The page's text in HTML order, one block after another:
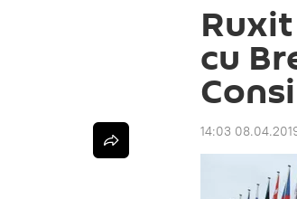
cu
14:03